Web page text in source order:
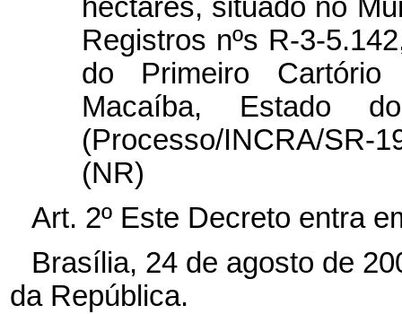
hectares, situado no
Registros nºs R-3-
do Primeiro
Macaíba, Estado
(Processo/INCRA/SR-
(NR)
Art. 2º Este Decreto entra
Brasília, 24 de agosto de
da República.